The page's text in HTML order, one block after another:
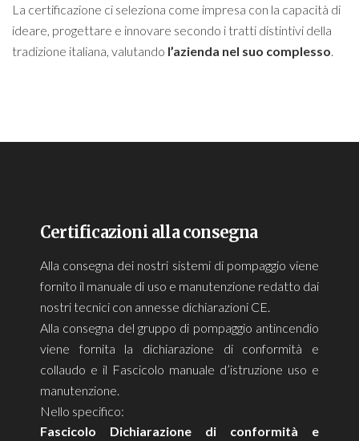
La certificazione ci seleziona come impresa con la capacità di
ideare, progettare e innovare secondo i tratti distintivi della
tradizione italiana, valutando l’azienda nel suo complesso
Certificazioni alla consegna
Alla consegna dei nostri sistemi di pompaggio viene
fornito il manuale di uso e manutenzione redatto dai
nostri tecnici con annesse dichiarazioni CE.
Alla consegna del gruppo di pompaggio antincendio
viene fornita la dichiarazione di conformità e
collaudo e il Fascicolo manuale d’istruzione uso e
manutenzione.
Nello specifico:
Fascicolo Dichiarazione di conformità e